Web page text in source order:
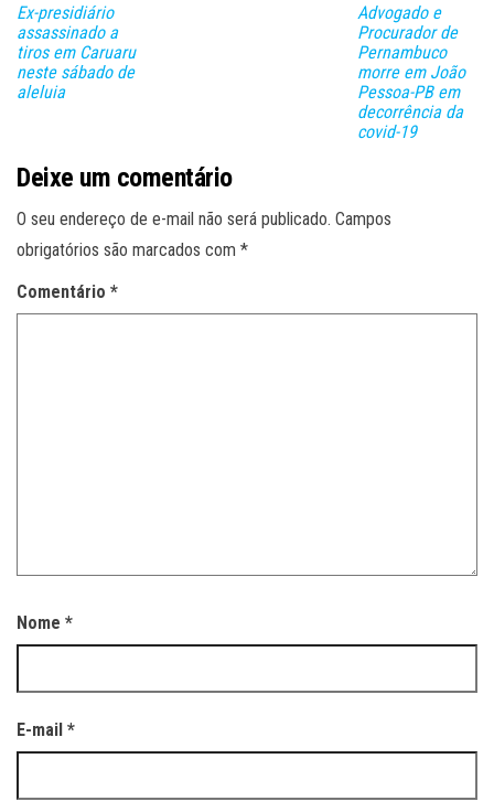
Ex-presidiário
assassinado a
tiros em Caruaru
neste sábado de
aleluia
Advogado e
Procurador de
Pernambuco
morre em João
Pessoa-PB em
decorrência da
covid-19
Deixe um comentário
O seu endereço de e-mail não será publicado. Campos
obrigatórios são marcados com *
Comentário *
Nome *
E-mail *